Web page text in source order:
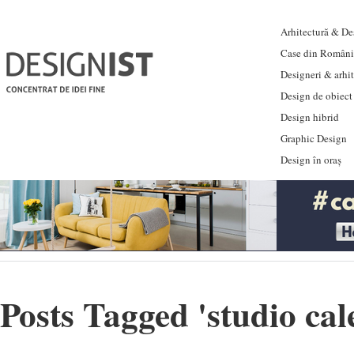
Arhitectură &
Case din
Designeri &
Design de obiect
Design hibrid
Graphic Design
Design în oraș
Posts Tagged 'studio